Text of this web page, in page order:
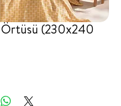
Örtüsü (230x240